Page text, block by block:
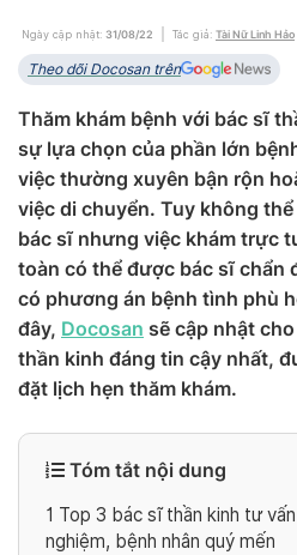
Ngày cập nhật: 31/08/22 Tác giả: Tài Nữ Linh Hảo
Theo dõi Docosan trên
Thăm khám bệnh với bác sĩ
sự lựa chọn của phần lớn
việc thường xuyên bận rộn
việc di chuyển. Tuy không
bác sĩ nhưng việc khám trực
toàn có thể được bác sĩ chẩn
có phương án bệnh tình phù
đây, Docosan sẽ cập nhật
thần kinh đáng tin cậy nhất,
đặt lịch hẹn thăm khám.
Tóm tắt nội dung
1 Top 3 bác sĩ thần kinh tư
nghiệm, bệnh nhân quý mến